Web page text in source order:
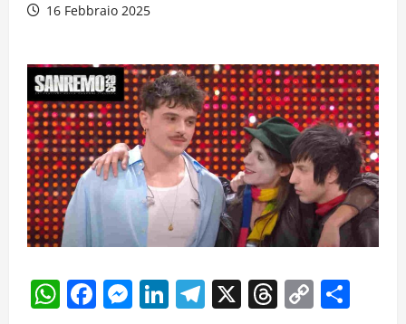
16 Febbraio 2025
WhatsApp
Facebook
Messenger
LinkedIn
Telegram
X Threads
Copy